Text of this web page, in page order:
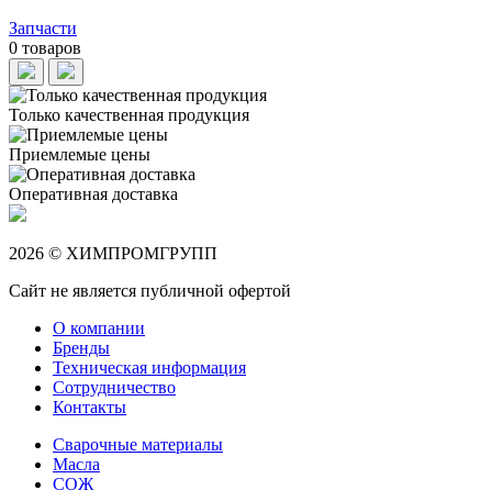
Запчасти
0 товаров
Только качественная продукция
Приемлемые цены
Оперативная доставка
2026 © ХИМПРОМГРУПП
Сайт не является публичной офертой
О компании
Бренды
Техническая информация
Сотрудничество
Контакты
Сварочные материалы
Масла
СОЖ